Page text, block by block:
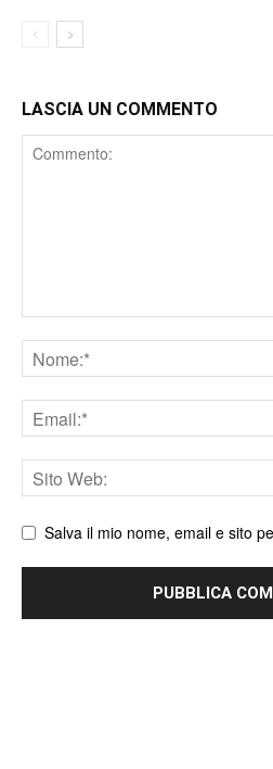
LASCIA UN COMMENTO
Comment
Nome
Email
Sito
web
Salva il mio nome, email e sito